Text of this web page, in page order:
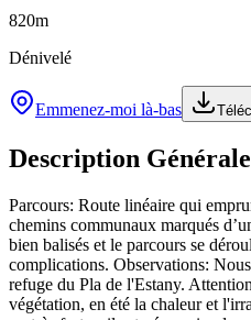
820m
Dénivelé
Emmenez-moi là-bas
Description Générale
Parcours: Route linéaire qui
chemins communaux marqués
bien balisés et le parcours se
complications. Observations:
refuge du Pla de l'Estany.
végétation, en été la chaleur et